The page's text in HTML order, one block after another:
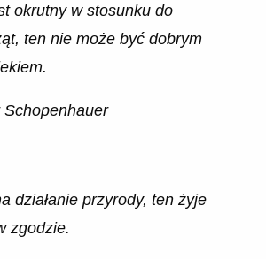
okrutny w stosunku do
ten nie może być dobrym
Schopenhauer
działanie przyrody, ten żyje
zgodzie.